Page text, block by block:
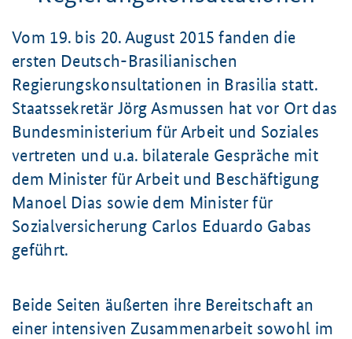
Vom 19. bis 20. August 2015 fanden die
ersten Deutsch-Brasilianischen
Regierungskonsultationen in Brasilia statt.
Staatssekretär Jörg Asmussen hat vor Ort das
Bundesministerium für Arbeit und Soziales
vertreten und u.a. bilaterale Gespräche mit
dem Minister für Arbeit und Beschäftigung
Manoel Dias sowie dem Minister für
Sozialversicherung Carlos Eduardo Gabas
geführt.
Beide Seiten äußerten ihre Bereitschaft an
einer intensiven Zusammenarbeit sowohl im